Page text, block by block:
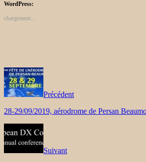
WordPress:
chargement…
Précédent
28-29/09/2019, aérodrome de Persan
Suivant